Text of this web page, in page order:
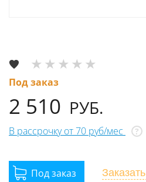
Под заказ
2 510 РУБ.
В рассрочку от 70 руб/мес ?
Заказать